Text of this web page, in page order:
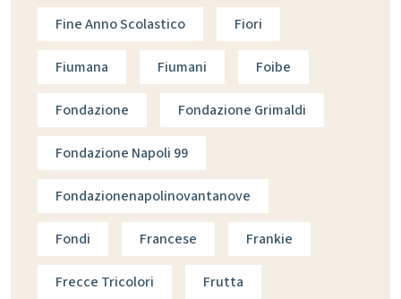
Fine Anno Scolastico Fiori
Fiumana Fiumani Foibe
Fondazione Fondazione Grimaldi
Fondazione Napoli 99
Fondazionenapolinovantanove
Fondi Francese Frankie
Frecce Tricolori Frutta